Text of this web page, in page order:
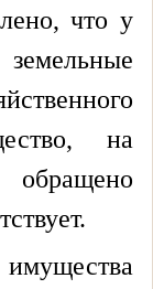
что у
на
имущества